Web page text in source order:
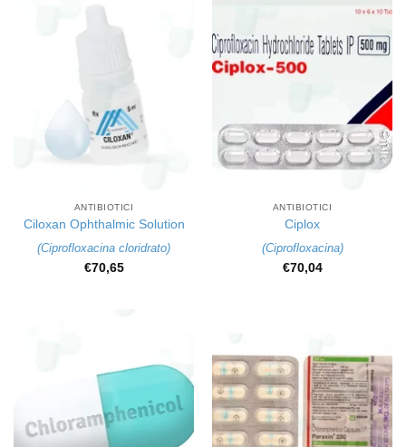
ANTIBIOTICI
Ciloxan Ophthalmic Solution
(Ciprofloxacina cloridrato)
€70,65
ANTIBIOTICI
Ciplox
(Ciprofloxacina)
€70,04